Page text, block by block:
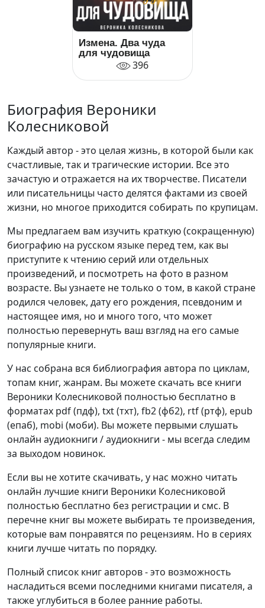
Измена. Два чуда
для чудовища
396
Биография Вероники
Колесниковой
Каждый автор - это целая жизнь, в которой были как
счастливые, так и трагические истории. Все это
зачастую и отражается на их творчестве. Писатели
или писательницы часто делятся фактами из своей
жизни, но многое приходится собирать по крупицам.
Мы предлагаем вам изучить краткую (сокращенную)
биографию на русском языке перед тем, как вы
приступите к чтению серий или отдельных
произведений, и посмотреть на фото в разном
возрасте. Вы узнаете не только о том, в какой стране
родился человек, дату его рождения, псевдоним и
настоящее имя, но и много того, что может
полностью перевернуть ваш взгляд на его самые
популярные книги.
У нас собрана вся библиография автора по циклам,
топам книг, жанрам. Вы можете скачать все книги
Вероники Колесниковой полностью бесплатно в
форматах pdf (пдф), txt (тхт), fb2 (фб2), rtf (ртф), epub
(епаб), mobi (моби). Вы можете первыми слушать
онлайн аудиокниги / аудиокниги - мы всегда следим
за выходом новинок.
Если вы не хотите скачивать, у нас можно читать
онлайн лучшие книги Вероники Колесниковой
полностью бесплатно без регистрации и смс. В
перечне книг вы можете выбирать те произведения,
которые вам понравятся по рецензиям. Но в сериях
книги лучше читать по порядку.
Полный список книг авторов - это возможность
насладиться всеми последними книгами писателя, а
также углубиться в более ранние работы.